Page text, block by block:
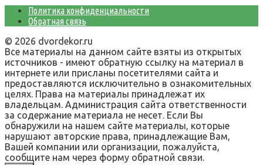
Политика конфиденциальности
Обратная связь
© 2026 dvordekor.ru
Все материалы на данном сайте взяты из открытых
источников - имеют обратную ссылку на материал в
интернете или присланы посетителями сайта и
предоставляются исключительно в ознакомительных
целях. Права на материалы принадлежат их
владельцам. Администрация сайта ответственности
за содержание материала не несет. Если Вы
обнаружили на нашем сайте материалы, которые
нарушают авторские права, принадлежащие Вам,
Вашей компании или организации, пожалуйста,
сообщите нам через форму обратной связи.